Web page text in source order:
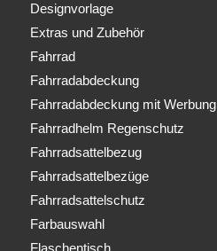
Designvorlage
Extras und Zubehör
Fahrrad
Fahrradabdeckung
Fahrradabdeckung mit Werbung
Fahrradhelm Regenschutz
Fahrradsattelbezug
Fahrradsattelbezüge
Fahrradsattelschutz
Farbauswahl